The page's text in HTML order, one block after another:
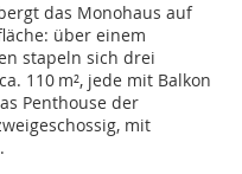
das Monohaus auf
über einem
stapeln sich drei
110 m², jede mit Balkon
Penthouse der
mit